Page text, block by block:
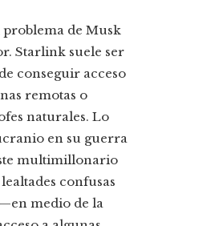
de Musk
Starlink suele ser
conseguir acceso
remotas o
naturales. Lo
en su guerra
multimillonario
confusas
medio de la